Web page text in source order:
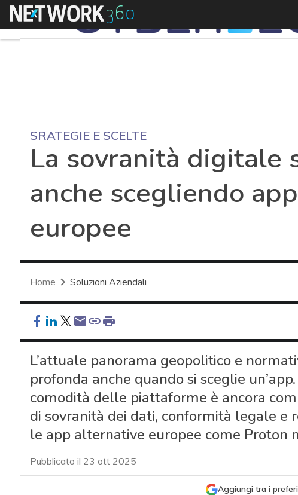
Menu
SRATEGIE E SCELTE
La sovranità digitale
anche scegliendo
europee
Home Soluzioni Aziendali
L’attuale panorama geopolitico e
profonda anche quando si sceglie
comodità delle piattaforme è ancora
di sovranità dei dati, conformità legale e
le app alternative europee come Proton
Pubblicato il 23 ott 2025
Aggiungi tra i